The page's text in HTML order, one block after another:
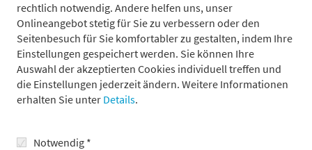
rechtlich notwendig. Andere helfen uns, unser
Onlineangebot stetig für Sie zu verbessern oder den
Seitenbesuch für Sie komfortabler zu gestalten, indem Ihre
Einstellungen gespeichert werden. Sie können Ihre
Auswahl der akzeptierten Cookies individuell treffen und
die Einstellungen jederzeit ändern. Weitere Informationen
erhalten Sie unter Details.
Notwendig *
Das Stiftungsmotto „Gutes vermögen“ wirkt in zwei
Richtungen. Zum einen leisten wir finanzielle
Unterstützung. Zum anderen bringen wir uns
persönlich mit Rat und Tat in die Stiftungsprojekte ein.